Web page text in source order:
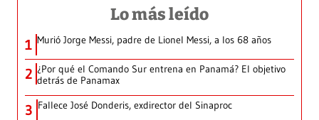
Lo más leído
1 Murió Jorge Messi, padre de Lionel Messi, a los 68 años
2 ¿Por qué el Comando Sur entrena en Panamá? El objetivo
detrás de Panamax
3 Fallece José Donderis, exdirector del Sinaproc